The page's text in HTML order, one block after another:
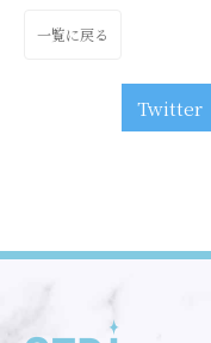
一覧に戻る
Twitter